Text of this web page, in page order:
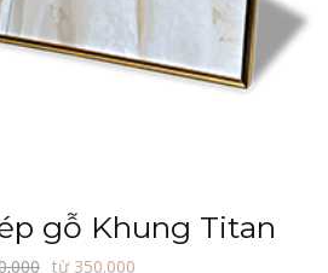
gỗ Khung Titan
từ 350.000